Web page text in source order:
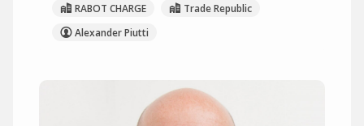
RABOT CHARGE
Trade Republic
Alexander Piutti